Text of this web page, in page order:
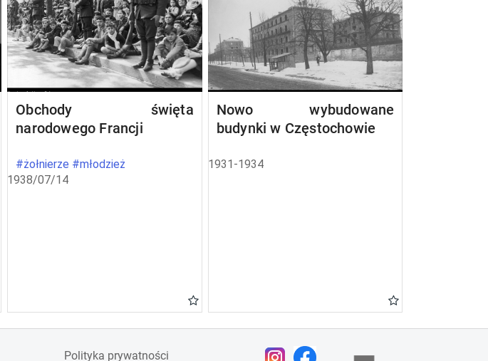
Obchody święta
narodowego Francji
#żołnierze #młodzież
1938/07/14
Nowo wybudowane
budynki w Częstochowie
1931-1934
Polityka prywatności